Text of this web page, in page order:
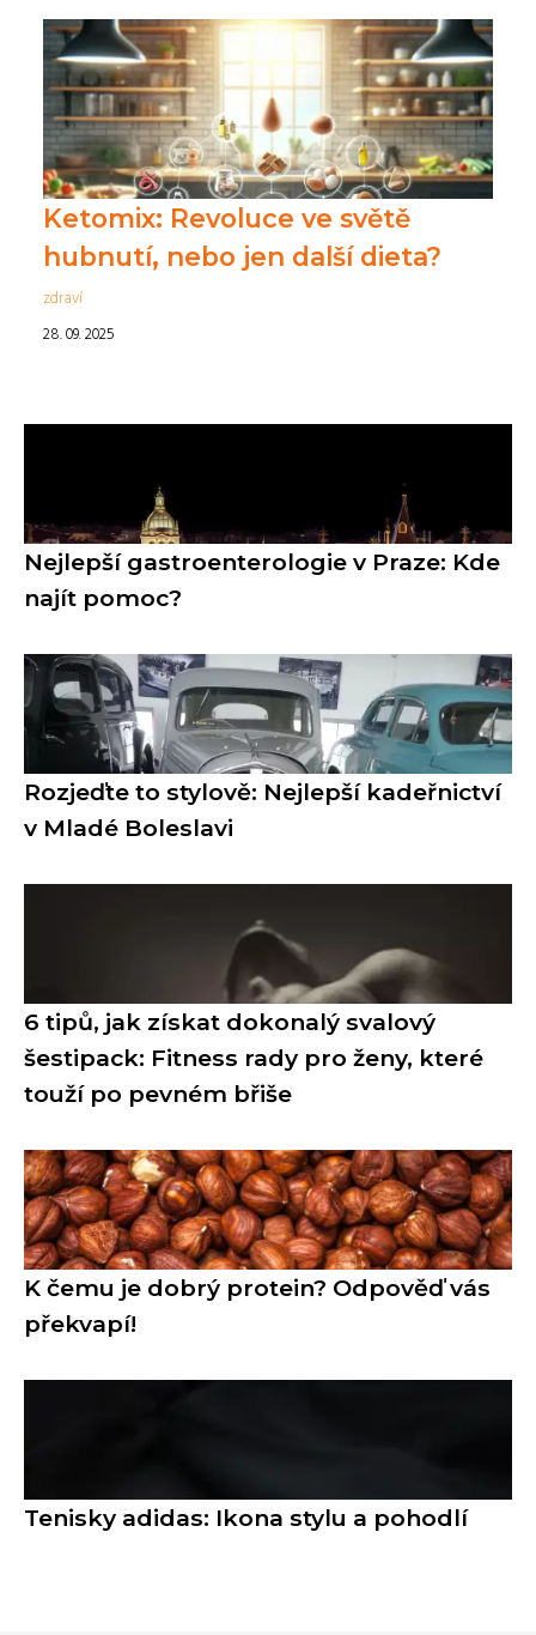
Ketomix: Revoluce ve světě
hubnutí, nebo jen další dieta?
zdraví
28. 09. 2025
Nejlepší gastroenterologie v Praze: Kde
najít pomoc?
Rozjeďte to stylově: Nejlepší kadeřnictví
v Mladé Boleslavi
6 tipů, jak získat dokonalý svalový
šestipack: Fitness rady pro ženy, které
touží po pevném břiše
K čemu je dobrý protein? Odpověď vás
překvapí!
Tenisky adidas: Ikona stylu a pohodlí